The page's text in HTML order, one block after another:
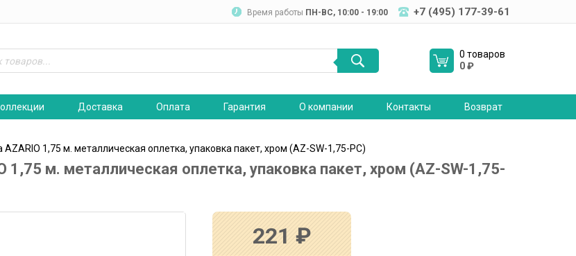
Время работы ПН-ВC, 10:00 - 19:00 +7 (495) 177-39-61
0 товаров
0₽
Доставка Оплата Гарантия О компании Контакты Возврат
1,75 м. металлическая оплетка, упаковка пакет, хром (AZ-SW-1,75-PC)
м. металлическая оплетка, упаковка пакет, хром (AZ-SW-1,75-
221 ₽